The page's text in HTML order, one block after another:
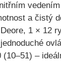
a čistý
1 × 12
(10–51) –